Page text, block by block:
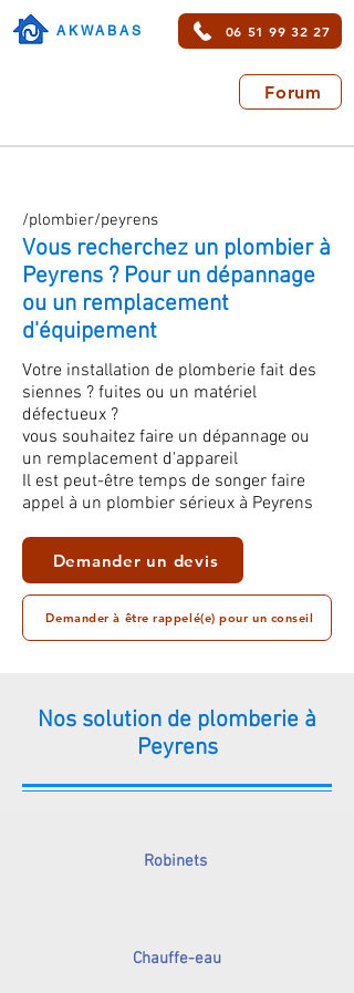
AKWABAS 06 51 99 32 27
Forum
/plombier/peyrens
Vous recherchez un plombier à
Peyrens ? Pour un dépannage
ou un remplacement
d'équipement
Votre installation de plomberie fait des
siennes ? fuites ou un matériel
défectueux ?
vous souhaitez faire un dépannage ou
un remplacement d'appareil
Il est peut-être temps de songer faire
appel à un plombier sérieux à Peyrens
Demander un devis
Demander à être rappelé(e) pour un conseil
Nos solution de plomberie à
Peyrens
Robinets
Chauffe-eau